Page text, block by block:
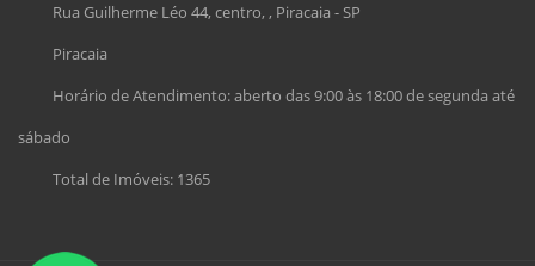
Rua Guilherme Léo 44, centro, , Piracaia - SP
Piracaia
Horário de Atendimento: aberto das 9:00 às 18:00 de segunda até
sábado
Total de Imóveis: 1365